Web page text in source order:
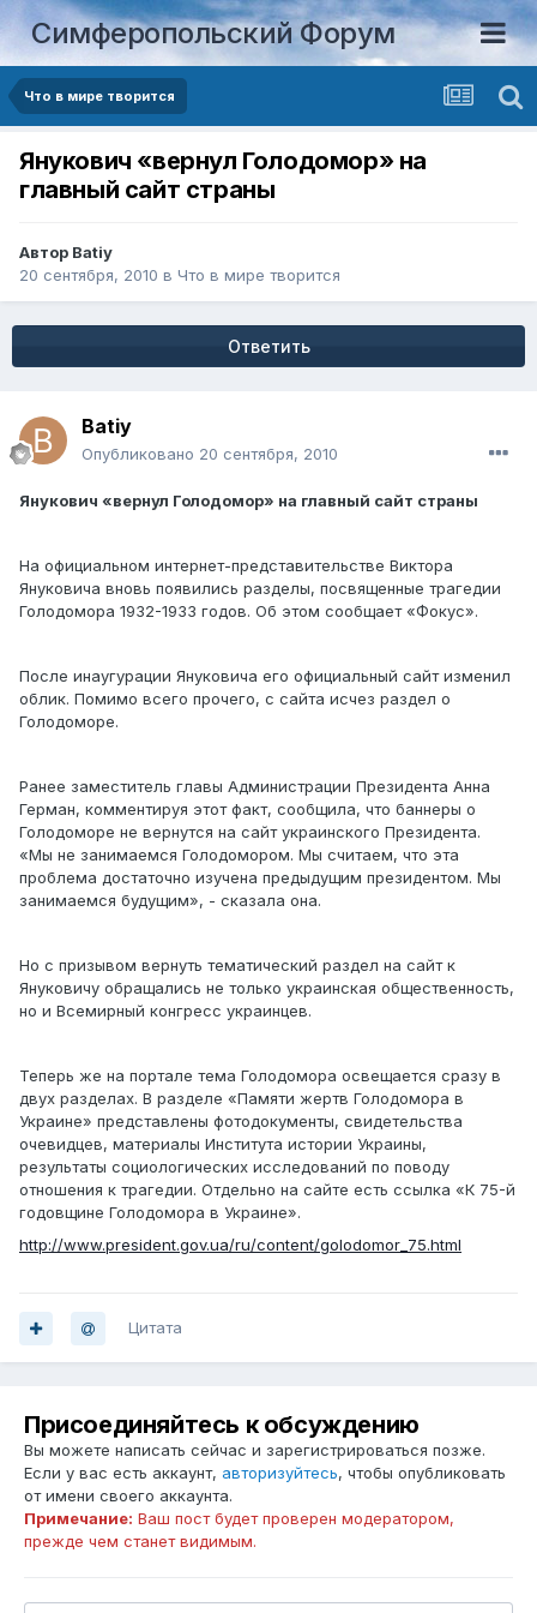
Симферопольский Форум
Что в мире творится
Янукович «вернул Голодомор» на
главный сайт страны
Автор Batiy
20 сентября, 2010 в Что в мире творится
Ответить
Batiy
Опубликовано 20 сентября, 2010
Янукович «вернул Голодомор» на главный сайт страны
На официальном интернет-представительстве Виктора
Януковича вновь появились разделы, посвященные трагедии
Голодомора 1932-1933 годов. Об этом сообщает «Фокус».
После инаугурации Януковича его официальный сайт изменил
облик. Помимо всего прочего, с сайта исчез раздел о
Голодоморе.
Ранее заместитель главы Администрации Президента Анна
Герман, комментируя этот факт, сообщила, что баннеры о
Голодоморе не вернутся на сайт украинского Президента.
«Мы не занимаемся Голодомором. Мы считаем, что эта
проблема достаточно изучена предыдущим президентом. Мы
занимаемся будущим», - сказала она.
Но с призывом вернуть тематический раздел на сайт к
Януковичу обращались не только украинская общественность,
но и Всемирный конгресс украинцев.
Теперь же на портале тема Голодомора освещается сразу в
двух разделах. В разделе «Памяти жертв Голодомора в
Украине» представлены фотодокументы, свидетельства
очевидцев, материалы Института истории Украины,
результаты социологических исследований по поводу
отношения к трагедии. Отдельно на сайте есть ссылка «К 75-й
годовщине Голодомора в Украине».
http://www.president.gov.ua/ru/content/golodomor_75.html
Цитата
Присоединяйтесь к обсуждению
Вы можете написать сейчас и зарегистрироваться позже.
Если у вас есть аккаунт, авторизуйтесь, чтобы опубликовать
от имени своего аккаунта.
Примечание: Ваш пост будет проверен модератором,
прежде чем станет видимым.